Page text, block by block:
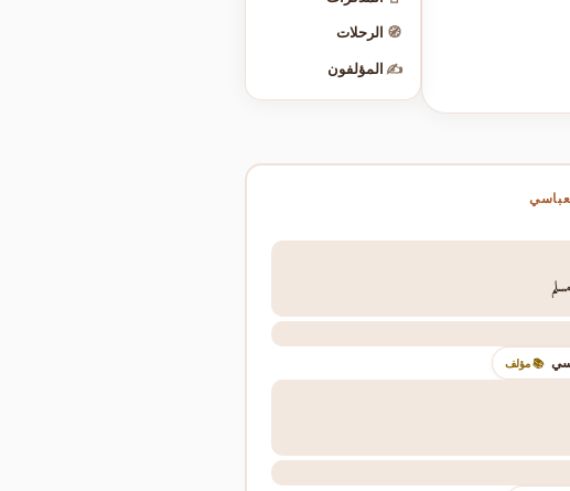
🧭 الرحلات
✍️ المؤلفون
📚 مؤلف